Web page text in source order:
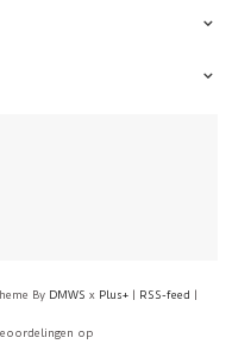
By DMWS x Plus+| RSS-feed |
op